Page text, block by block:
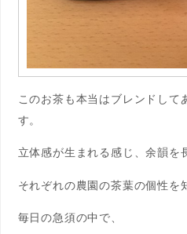
このお茶も本当はブレンドして
す。
立体感が生まれる感じ、余韻を
それぞれの農園の茶葉の個性を
毎日の急須の中で、